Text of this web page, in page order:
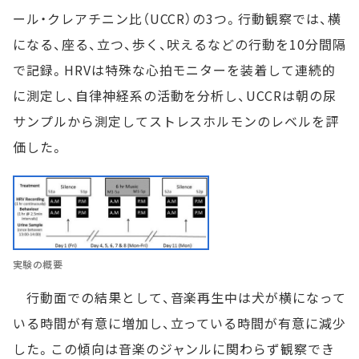
ール・クレアチニン比（UCCR）の3つ。行動観察では、横
になる、座る、立つ、歩く、吠えるなどの行動を10分間隔
で記録。HRVは特殊な心拍モニターを装着して連続的
に測定し、自律神経系の活動を分析し、UCCRは朝の尿
サンプルから測定してストレスホルモンのレベルを評
価した。
実験の概要
行動面での結果として、音楽再生中は犬が横になって
いる時間が有意に増加し、立っている時間が有意に減少
した。この傾向は音楽のジャンルに関わらず観察でき